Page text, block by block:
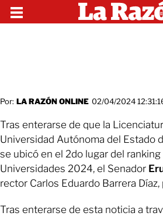
Por: LA RAZÓN ONLINE 02/04/2024
Tras enterarse de que la
Universidad Autónoma del Estado
se ubicó en el 2do lugar del
Universidades 2024, el Senador
rector Carlos Eduardo Barrera
Tras enterarse de esta noticia a